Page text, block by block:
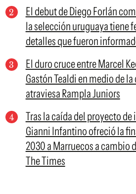
El debut de Diego Forlán
la selección uruguaya tiene
detalles que fueron
El duro cruce entre Marcel
Gastón Tealdi en medio de
atraviesa Rampla Juniors
Tras la caída del proyecto de
Gianni Infantino ofreció la
2030 a Marruecos a cambio
The Times